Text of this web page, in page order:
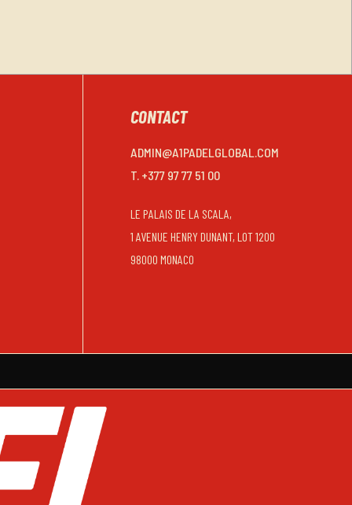
CONTACT
ADMIN@A1PADELGLOBAL.COM
T. +377 97 77 51 00
LE PALAIS DE LA SCALA,
1 AVENUE HENRY DUNANT, LOT 1200
98000 MONACO